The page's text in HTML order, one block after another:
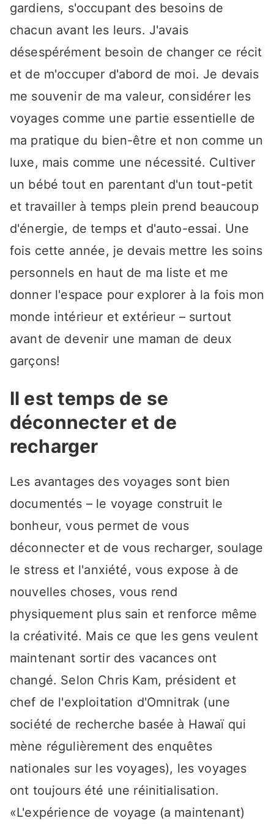
gardiens, s'occupant des besoins de
chacun avant les leurs. J'avais
désespérément besoin de changer ce récit
et de m'occuper d'abord de moi. Je devais
me souvenir de ma valeur, considérer les
voyages comme une partie essentielle de
ma pratique du bien-être et non comme un
luxe, mais comme une nécessité. Cultiver
un bébé tout en parentant d'un tout-petit
et travailler à temps plein prend beaucoup
d'énergie, de temps et d'auto-essai. Une
fois cette année, je devais mettre les soins
personnels en haut de ma liste et me
donner l'espace pour explorer à la fois mon
monde intérieur et extérieur – surtout
avant de devenir une maman de deux
garçons!
Il est temps de se
déconnecter et de
recharger
Les avantages des voyages sont bien
documentés – le voyage construit le
bonheur, vous permet de vous
déconnecter et de vous recharger, soulage
le stress et l'anxiété, vous expose à de
nouvelles choses, vous rend
physiquement plus sain et renforce même
la créativité. Mais ce que les gens veulent
maintenant sortir des vacances ont
changé. Selon Chris Kam, président et
chef de l'exploitation d'Omnitrak (une
société de recherche basée à Hawaï qui
mène régulièrement des enquêtes
nationales sur les voyages), les voyages
ont toujours été une réinitialisation.
«L'expérience de voyage (a maintenant)